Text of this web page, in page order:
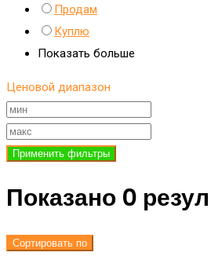
Продам
Куплю
Показать больше
Ценовой диапазон
Применить фильтры
Показано 0
Сортировать по